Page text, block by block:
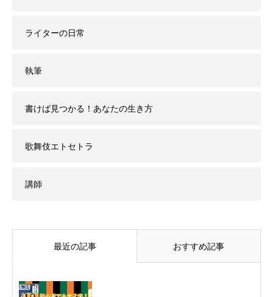
ライターの日常
執筆
書けば見つかる！あなたの生き方
歌舞伎エトセトラ
講師
最近の記事 おすすめ記事